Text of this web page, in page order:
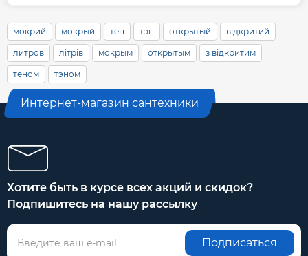
мокрий мокрый тен тэн открытый відкритий
литров літрів мокрым открытым з відкритим
теном тэном
Интернет-магазин сантехники
Хотите быть в курсе всех акций и скидок?
Подпишитесь на нашу рассылку
Подписаться